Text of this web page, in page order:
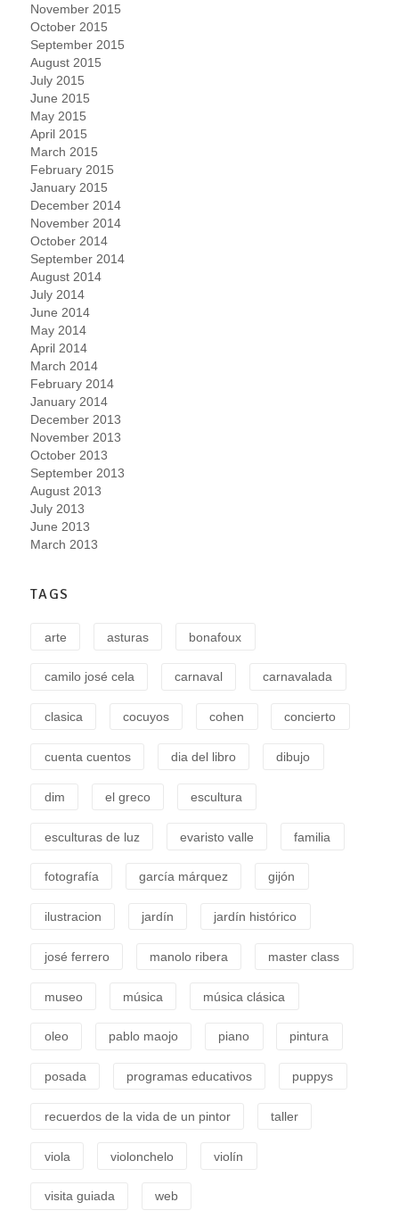
November 2015
October 2015
September 2015
August 2015
July 2015
June 2015
May 2015
April 2015
March 2015
February 2015
January 2015
December 2014
November 2014
October 2014
September 2014
August 2014
July 2014
June 2014
May 2014
April 2014
March 2014
February 2014
January 2014
December 2013
November 2013
October 2013
September 2013
August 2013
July 2013
June 2013
March 2013
TAGS
arte asturas bonafoux
camilo josé cela carnaval carnavalada
clasica cocuyos cohen concierto
cuenta cuentos dia del libro dibujo
dim el greco escultura
esculturas de luz evaristo valle familia
fotografía garcía márquez gijón
ilustracion jardín jardín histórico
josé ferrero manolo ribera master class
museo música música clásica
oleo pablo maojo piano pintura
posada programas educativos puppys
recuerdos de la vida de un pintor taller
viola violonchelo violín
visita guiada web